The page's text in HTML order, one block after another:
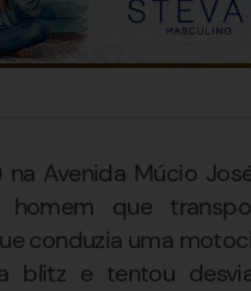
Avenida Múcio
que
conduzia uma
blitz e tentou